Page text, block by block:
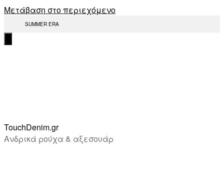
Μετάβαση στο περιεχόμενο
SUMMER ERA
TouchDenim.gr
Ανδρικά ρούχα & αξεσουάρ